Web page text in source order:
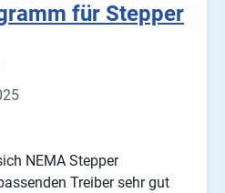
für Stepper
NEMA Stepper
Treiber sehr gut